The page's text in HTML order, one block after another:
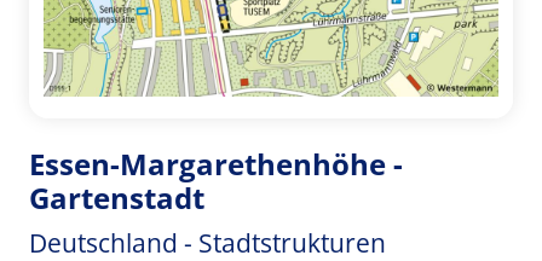
Essen-Margarethenhöhe -
Gartenstadt
Deutschland - Stadtstrukturen